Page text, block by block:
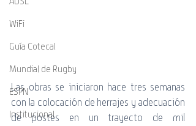
WiFi
Guía Cotecal
Mundial de Rugby
ESPN
Institucional
Las obras se iniciaron hace tres semanas
con la colocación de herrajes y adecuación
de postes en un trayecto de mil